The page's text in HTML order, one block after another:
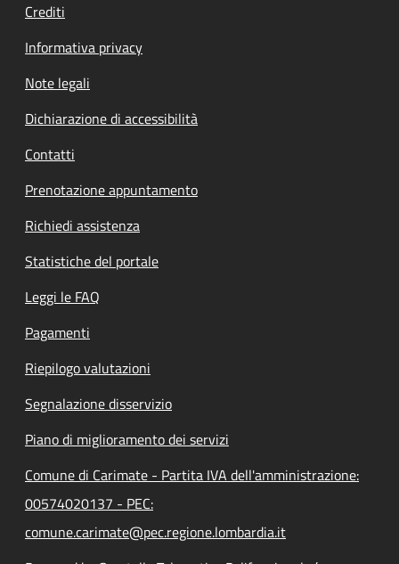
Crediti
Informativa privacy
Note legali
Dichiarazione di accessibilità
Contatti
Prenotazione appuntamento
Richiedi assistenza
Statistiche del portale
Leggi le FAQ
Pagamenti
Riepilogo valutazioni
Segnalazione disservizio
Piano di miglioramento dei servizi
Comune di Carimate - Partita IVA dell'amministrazione:
00574020137 - PEC:
comune.carimate@pec.regione.lombardia.it